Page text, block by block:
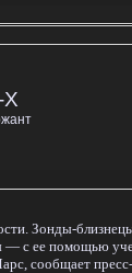
Зонды-близнецы
с ее помощью
сообщает